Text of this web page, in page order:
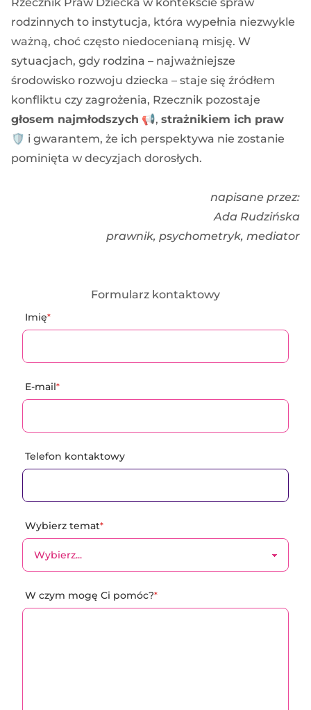
rodzinnych to instytucja, która wypełnia niezwykle
ważną, choć często niedocenianą misję. W
sytuacjach, gdy rodzina – najważniejsze
środowisko rozwoju dziecka – staje się źródłem
konfliktu czy zagrożenia, Rzecznik pozostaje
głosem najmłodszych 📢, strażnikiem ich praw
🛡️ i gwarantem, że ich perspektywa nie zostanie
pominięta w decyzjach dorosłych.
napisane przez:
Ada Rudzińska
prawnik, psychometryk, mediator
Formularz kontaktowy
Imię*
E-mail*
Telefon kontaktowy
Wybierz temat*
W czym mogę Ci pomóc?*